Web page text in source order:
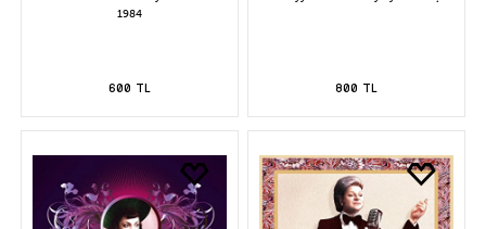
1984
600 TL 800 TL